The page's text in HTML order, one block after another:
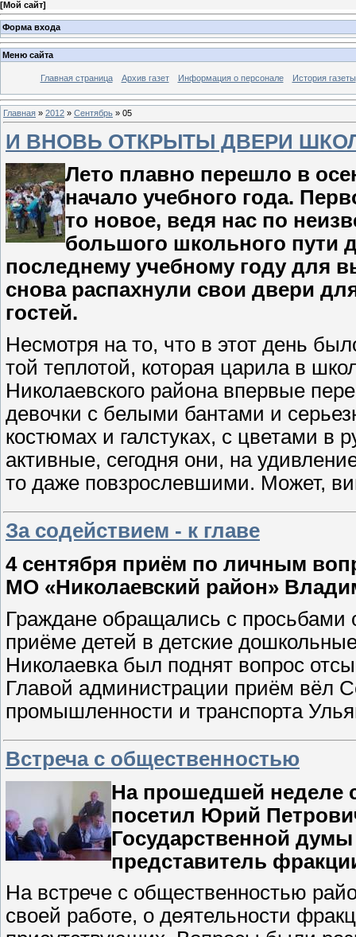
[Мой сайт]
Форма входа
Меню сайта
Главная страница Архив газет Информация о персонале История газеты
Главная » 2012 » Сентябрь » 05
И ВНОВЬ ОТКРЫТЫ ДВЕРИ
Лето плавно перешло в
начало учебного года.
то новое, ведя нас по
большого школьного пути
последнему учебному году для
снова распахнули свои двери
гостей.
Несмотря на то, что в этот день
той теплотой, которая царила в
Николаевского района впервые
девочки с белыми бантами и
костюмах и галстуках, с цветами
активные, сегодня они, на
то даже повзрослевшими. Может,
За содействием - к главе
4 сентября приём по личным
МО «Николаевский район»
Граждане обращались с
приёме детей в детские
Николаевка был поднят вопрос
Главой администрации приём вёл
промышленности и транспорта
Встреча с общественностью
На прошедшей неделе
посетил Юрий
Государственной
представитель
На встрече с общественностью
своей работе, о деятельности